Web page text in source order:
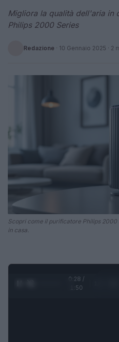
Migliora la qualità dell'aria in
Philips 2000 Series
Redazione · 10 Gennaio 2025 · 2
Scopri come il purificatore Philips
in casa.
0:29 /
1:50